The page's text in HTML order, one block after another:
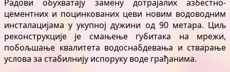
Радови обухватају замену дотрајалих азбестно-
цементних и поцинкованих цеви новим водоводним
инсталацијама у укупној дужини од 90 метара. Циљ
реконструкције је смањење губитака на мрежи,
побољшање квалитета водоснабдевања и стварање
услова за стабилнију испоруку воде грађанима.